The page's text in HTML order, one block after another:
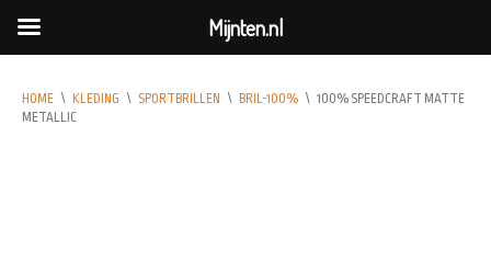
HOME \ KLEDING \ SPORTBRILLEN \ BRIL-100% \ 100% SPEEDCRAFT MATTE
METALLIC
Mijnten.nl